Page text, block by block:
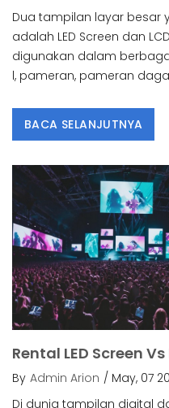
Dua tampilan layar besar
adalah LED Screen dan
digunakan dalam
l, pameran, pameran
BACA SELANJUTNYA
By Admin Arion / May, 07
Di dunia tampilan digital